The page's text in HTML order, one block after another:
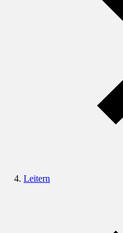
Leitern